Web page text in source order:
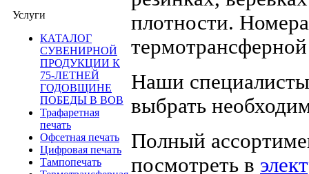
Услуги
КАТАЛОГ
СУВЕНИРНОЙ
ПРОДУКЦИИ К
75-ЛЕТНЕЙ
ГОДОВЩИНЕ
ПОБЕДЫ В ВОВ
Трафаретная
печать
Офсетная печать
Цифровая печать
Тампопечать
плотности.
Наши
выбрать
Полный
посмотреть в